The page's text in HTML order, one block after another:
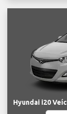
Hyundai i20